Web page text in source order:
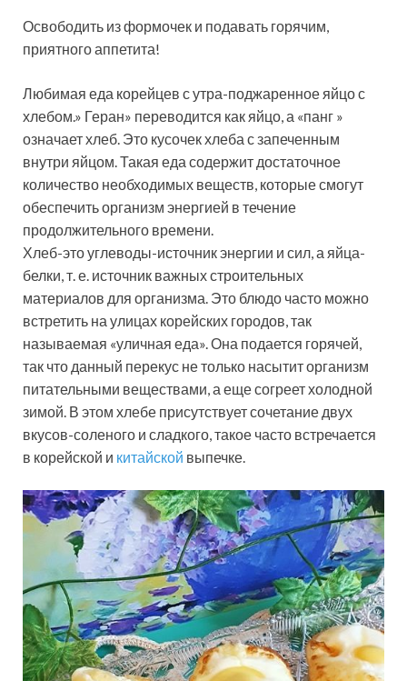
Освободить из формочек и подавать горячим,
приятного аппетита!
Любимая еда корейцев с утра-поджаренное яйцо с
хлебом.» Геран» переводится как яйцо, а «панг »
означает хлеб. Это кусочек хлеба с запеченным
внутри яйцом. Такая еда содержит достаточное
количество необходимых веществ, которые смогут
обеспечить организм энергией в течение
продолжительного времени.
Хлеб-это углеводы-источник энергии и сил, а яйца-
белки, т. е. источник важных строительных
материалов для организма. Это блюдо часто можно
встретить на улицах корейских городов, так
называемая «уличная еда». Она подается горячей,
так что данный перекус не только насытит организм
питательными веществами, а еще согреет холодной
зимой. В этом хлебе присутствует сочетание двух
вкусов-соленого и сладкого, такое часто встречается
в корейской и китайской выпечке.